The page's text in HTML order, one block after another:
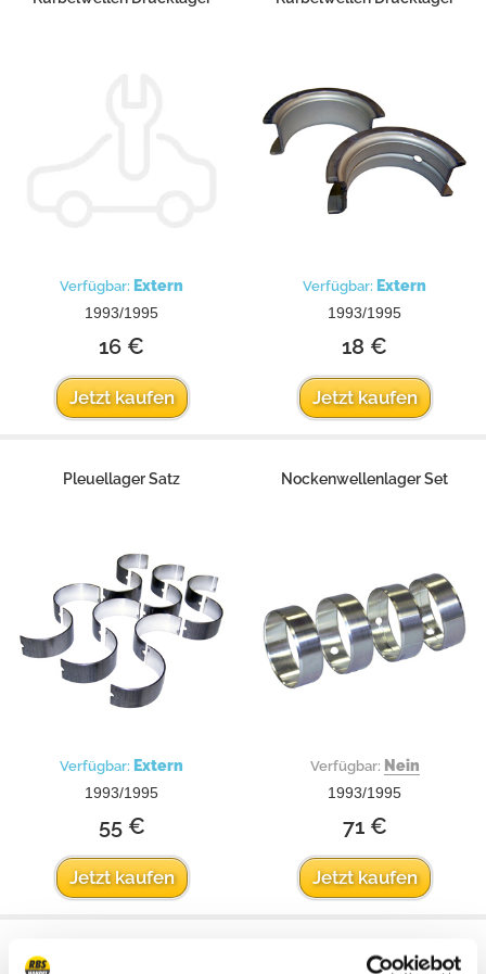
Verfügbar: Extern
1993/1995
16 €
Jetzt kaufen
Verfügbar: Extern
1993/1995
18 €
Jetzt kaufen
Pleuellager Satz
Verfügbar: Extern
1993/1995
55 €
Jetzt kaufen
Nockenwellenlager Set
Verfügbar: Nein
1993/1995
71 €
Jetzt kaufen
Kurbelwellenhauptlager Kurbelwellenhauptlager